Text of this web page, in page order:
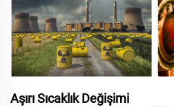
Aşırı Sıcaklık Değişimi